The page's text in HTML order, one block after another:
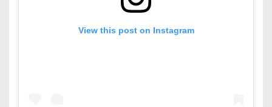
View this post on Instagram